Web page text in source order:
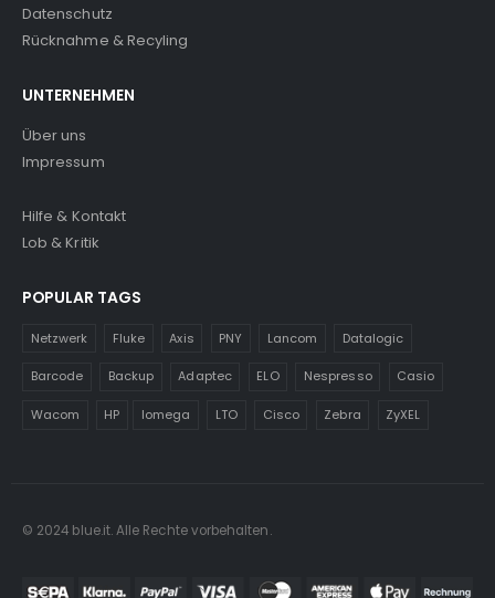
Datenschutz
Rücknahme & Recyling
UNTERNEHMEN
Über uns
Impressum
Hilfe & Kontakt
Lob & Kritik
POPULAR TAGS
Netzwerk Fluke Axis PNY Lancom Datalogic
Barcode Backup Adaptec ELO Nespresso Casio
Wacom HP Iomega LTO Cisco Zebra ZyXEL
© 2024 blue.it. Alle Rechte vorbehalten.